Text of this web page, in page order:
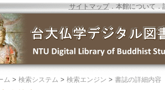
サイトマップ．本館について ．
ム > 検索システム > 検索エンジン > 書誌の詳細内容